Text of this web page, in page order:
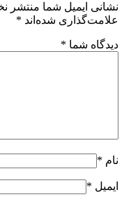
نشانی ایمیل شما منتشر
علامت‌گذاری شده‌اند *
دیدگاه شما *
نام *
ایمیل *